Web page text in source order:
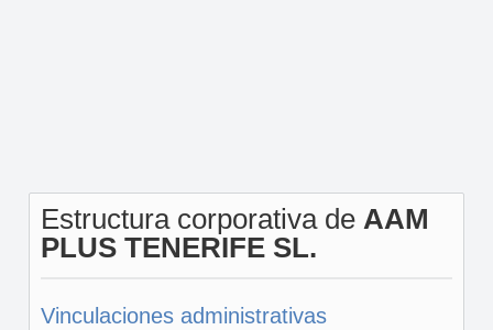
Estructura corporativa de AAM
PLUS TENERIFE SL.
Vinculaciones administrativas